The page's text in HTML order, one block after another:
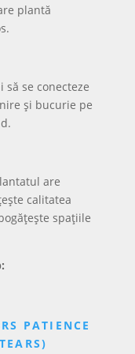
plantă
să se conecteze
și bucurie pe
are
calitatea
spațiile
PATIENCE